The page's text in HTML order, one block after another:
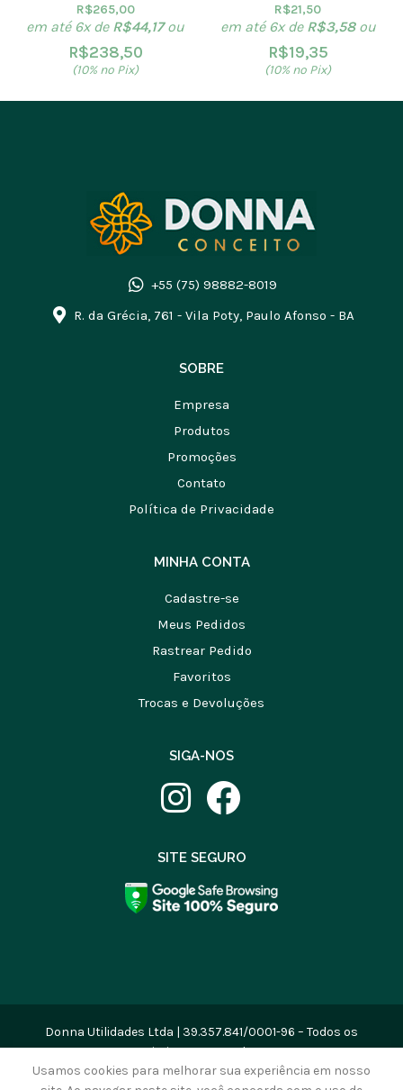
R$265,00
em até 6x de R$44,17ou
R$238,50
(10% no Pix)
R$21,50
em até 6x de R$3,58ou
R$19,35
(10% no Pix)
+55 (75) 98882-8019
R. da Grécia, 761 - Vila Poty, Paulo Afonso - BA
SOBRE
Empresa
Produtos
Promoções
Contato
Política de Privacidade
MINHA CONTA
Cadastre-se
Meus Pedidos
Rastrear Pedido
Favoritos
Trocas e Devoluções
SIGA-NOS
SITE SEGURO
Donna Utilidades Ltda | 39.357.841/0001-96 – Todos os
Direitos Reservados
Usamos cookies para melhorar sua experiência em nosso